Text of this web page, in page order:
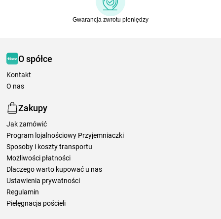
Gwarancja zwrotu pieniędzy
O spółce
Kontakt
O nas
Zakupy
Jak zamówić
Program lojalnościowy Przyjemniaczki
Sposoby i koszty transportu
Możliwości płatności
Dlaczego warto kupować u nas
Ustawienia prywatności
Regulamin
Pielęgnacja pościeli